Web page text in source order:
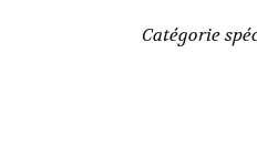
Catégorie